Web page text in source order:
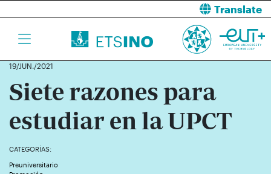
Translate
19/JUN./2021
Siete razones para
estudiar en la UPCT
CATEGORÍAS:
Preuniversitario